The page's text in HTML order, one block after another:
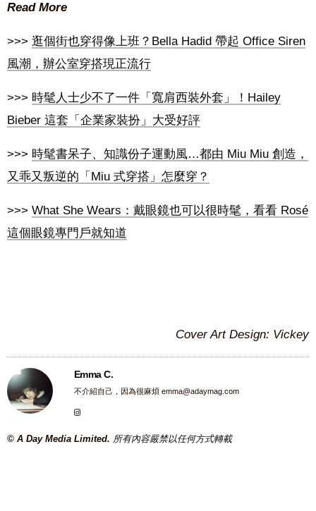
Read More
>>> 逛個街也穿得像上班？Bella Hadid 帶起 Office Siren
風潮，辦公室穿搭現正流行
>>> 時髦人士少不了一件「寬肩西裝外套」！Hailey
Bieber 這套「企業家裝扮」大受好評
>>> 時髦書呆子、知識份子運動風…都由 Miu Miu 創造，
又乖又叛逆的「Miu 式穿搭」怎麼穿？
>>> What She Wears：戴眼鏡也可以很時髦，看看 Rosé
這個眼鏡專門戶就知道
Cover Art Design: Vickey
Emma C.
不介紹自己，因為很麻煩 emma@adaymag.com
© A Day Media Limited. 所有內容嚴禁以任何方式轉載